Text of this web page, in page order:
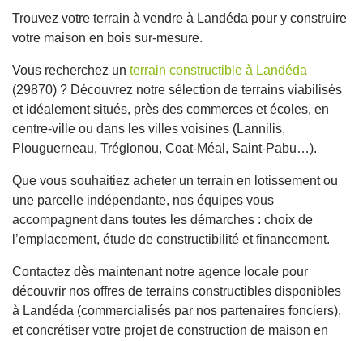
Trouvez votre terrain à vendre à Landéda pour y construire
votre maison en bois sur-mesure.
Vous recherchez un terrain constructible à Landéda
(29870) ? Découvrez notre sélection de terrains viabilisés
et idéalement situés, près des commerces et écoles, en
centre-ville ou dans les villes voisines (Lannilis,
Plouguerneau, Tréglonou, Coat-Méal, Saint-Pabu…).
Que vous souhaitiez acheter un terrain en lotissement ou
une parcelle indépendante, nos équipes vous
accompagnent dans toutes les démarches : choix de
l’emplacement, étude de constructibilité et financement.
Contactez dès maintenant notre agence locale pour
découvrir nos offres de terrains constructibles disponibles
à Landéda (commercialisés par nos partenaires fonciers),
et concrétiser votre projet de construction de maison en